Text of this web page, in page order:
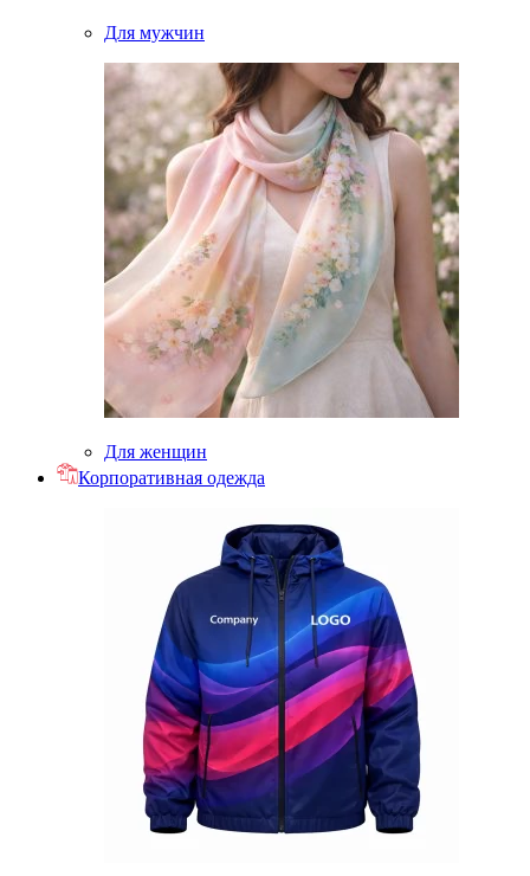
Для мужчин
Для женщин
Корпоративная одежда